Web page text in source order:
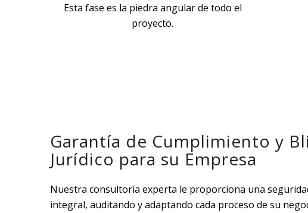
Esta fase es la piedra angular de todo el
proyecto.
Garantía de Cumplimiento y
Jurídico para su Empresa
Nuestra consultoría experta le proporciona una
integral, auditando y adaptando cada proceso de su